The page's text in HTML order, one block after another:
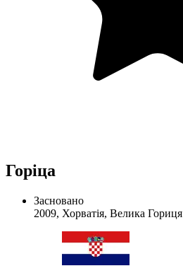
Горіца
Засновано
2009, Хорватія, Велика Гориця